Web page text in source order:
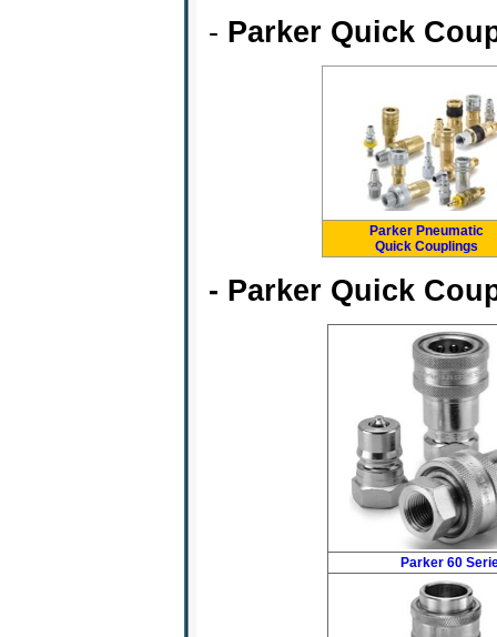
- Parker Quick
Parker Pneumatic
Quick Couplings
- Parker Quick
Parker 60